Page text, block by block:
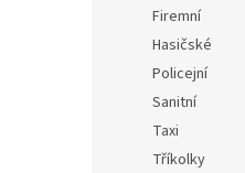
Firemní
Hasičské
Policejní
Sanitní
Taxi
Tříkolky